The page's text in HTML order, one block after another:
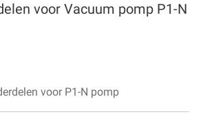
voor Vacuum pomp P1-N
voor P1-N pomp